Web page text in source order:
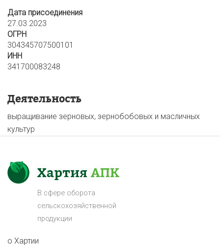
Дата присоединения
27.03.2023
ОГРН
304345707500101
ИНН
341700083248
Деятельность
выращивание зерновых, зернобобовых и масличных
культур
В сфере оборота
сельскохозяйственной
продукции
о Хартии